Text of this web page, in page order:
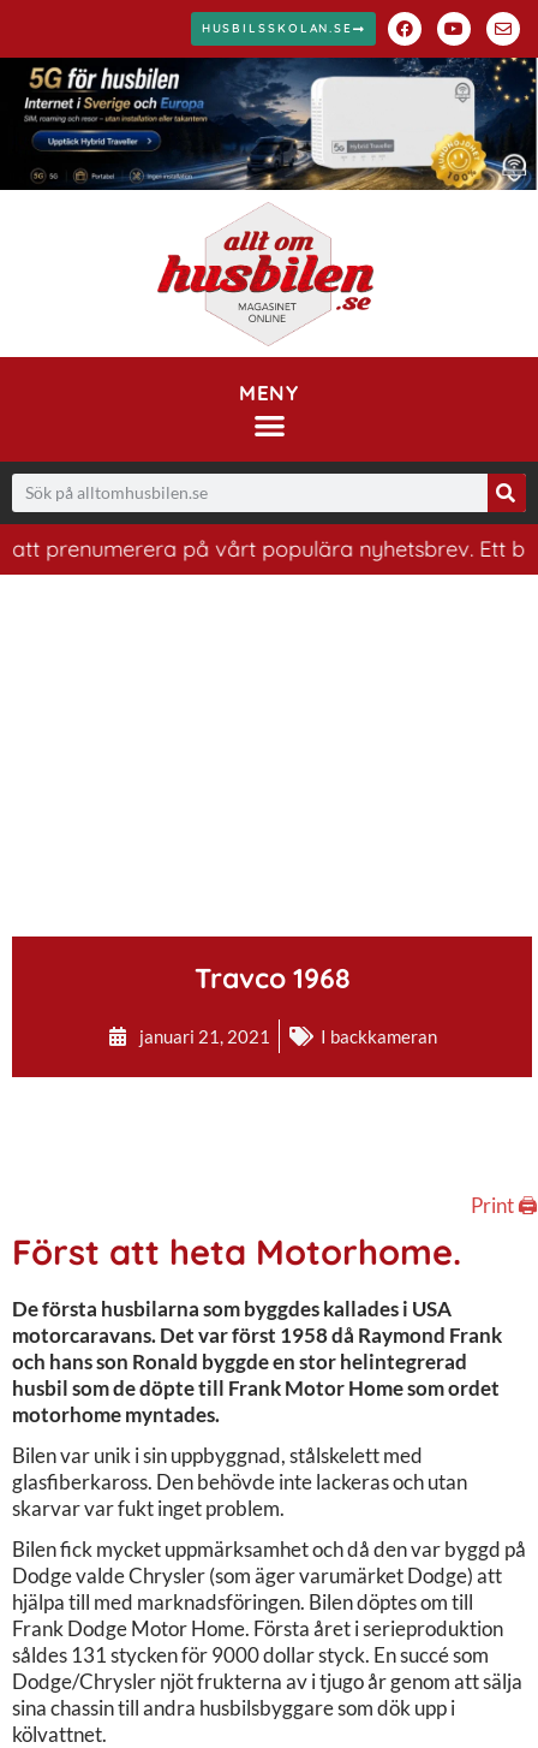
HUSBILSSKOLAN.SE
MENY
på vårt populära nyhetsbrev. Ett bra
Travco 1968
januari 21, 2021 I backkameran
Print 🖨
Först att heta Motorhome.
De första husbilarna som byggdes kallades i USA
motorcaravans. Det var först 1958 då Raymond Frank
och hans son Ronald byggde en stor helintegrerad
husbil som de döpte till Frank Motor Home som ordet
motorhome myntades.
Bilen var unik i sin uppbyggnad, stålskelett med
glasfiberkaross. Den behövde inte lackeras och utan
skarvar var fukt inget problem.
Bilen fick mycket uppmärksamhet och då den var byggd på
Dodge valde Chrysler (som äger varumärket Dodge) att
hjälpa till med marknadsföringen. Bilen döptes om till
Frank Dodge Motor Home. Första året i serieproduktion
såldes 131 stycken för 9000 dollar styck. En succé som
Dodge/Chrysler njöt frukterna av i tjugo år genom att sälja
sina chassin till andra husbilsbyggare som dök upp i
kölvattnet.